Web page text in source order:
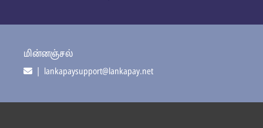
மின்னஞ்சல்
| lankapaysupport@lankapay.net